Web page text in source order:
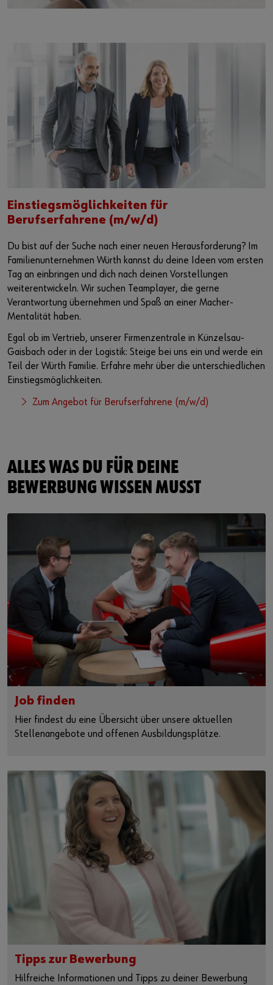
Einstiegsmöglichkeiten für
Berufserfahrene (m/w/d)
Du bist auf der Suche nach einer neuen Herausforderung? Im
Familienunternehmen Würth kannst du deine Ideen vom ersten
Tag an einbringen und dich nach deinen Vorstellungen
weiterentwickeln. Wir suchen Teamplayer, die gerne
Verantwortung übernehmen und Spaß an einer Macher-
Mentalität haben.
Egal ob im Vertrieb, unserer Firmenzentrale in Künzelsau-
Gaisbach oder in der Logistik: Steige bei uns ein und werde ein
Teil der Würth Familie. Erfahre mehr über die unterschiedlichen
Einstiegsmöglichkeiten.
Zum Angebot für Berufserfahrene (m/w/d)
ALLES WAS DU FÜR DEINE
BEWERBUNG WISSEN MUSST
Job finden
Hier findest du eine Übersicht über unsere aktuellen
Stellenangebote und offenen Ausbildungsplätze.
Tipps zur Bewerbung
Hilfreiche Informationen und Tipps zu deiner Bewerbung